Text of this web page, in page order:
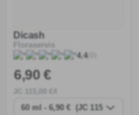
Dicash
Floraservis
4.4(9)
6,90 €
,00 €/l